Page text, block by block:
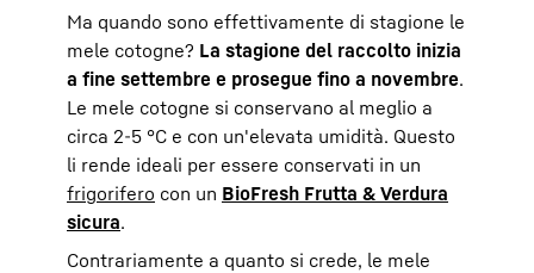
Ma quando sono effettivamente di stagione le
mele cotogne? La stagione del raccolto inizia
a fine settembre e prosegue fino a novembre.
Le mele cotogne si conservano al meglio a
circa 2-5 °C e con un'elevata umidità. Questo
li rende ideali per essere conservati in un
frigorifero con un BioFresh Frutta & Verdura
sicura.
Contrariamente a quanto si crede, le mele